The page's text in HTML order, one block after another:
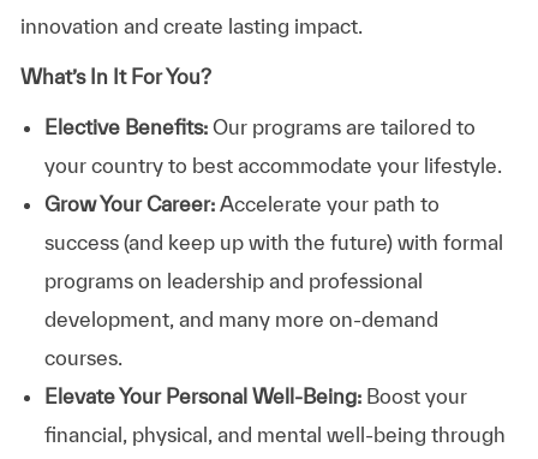
innovation and create lasting impact.
What’s In It For You?
Elective Benefits:Our programs are tailored to
your country to best accommodate your lifestyle.
Grow Your Career: Accelerate your path to
success (and keep up with the future) with formal
programs on leadership and professional
development, and many more on-demand
courses.
Elevate Your Personal Well-Being:Boost your
financial, physical, and mental well-being through